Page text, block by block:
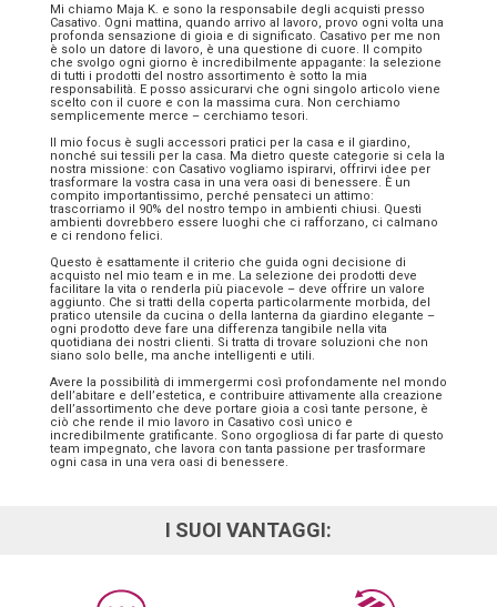
Mi chiamo Maja K. e sono la responsabile degli acquisti presso
Casativo. Ogni mattina, quando arrivo al lavoro, provo ogni volta una
profonda sensazione di gioia e di significato. Casativo per me non
è solo un datore di lavoro, è una questione di cuore. Il compito
che svolgo ogni giorno è incredibilmente appagante: la selezione
di tutti i prodotti del nostro assortimento è sotto la mia
responsabilità. E posso assicurarvi che ogni singolo articolo viene
scelto con il cuore e con la massima cura. Non cerchiamo
semplicemente merce – cerchiamo tesori.
Il mio focus è sugli accessori pratici per la casa e il giardino,
nonché sui tessili per la casa. Ma dietro queste categorie si cela la
nostra missione: con Casativo vogliamo ispirarvi, offrirvi idee per
trasformare la vostra casa in una vera oasi di benessere. È un
compito importantissimo, perché pensateci un attimo:
trascorriamo il 90% del nostro tempo in ambienti chiusi. Questi
ambienti dovrebbero essere luoghi che ci rafforzano, ci calmano
e ci rendono felici.
Questo è esattamente il criterio che guida ogni decisione di
acquisto nel mio team e in me. La selezione dei prodotti deve
facilitare la vita o renderla più piacevole – deve offrire un valore
aggiunto. Che si tratti della coperta particolarmente morbida, del
pratico utensile da cucina o della lanterna da giardino elegante –
ogni prodotto deve fare una differenza tangibile nella vita
quotidiana dei nostri clienti. Si tratta di trovare soluzioni che non
siano solo belle, ma anche intelligenti e utili.
Avere la possibilità di immergermi così profondamente nel mondo
dell’abitare e dell’estetica, e contribuire attivamente alla creazione
dell’assortimento che deve portare gioia a così tante persone, è
ciò che rende il mio lavoro in Casativo così unico e
incredibilmente gratificante. Sono orgogliosa di far parte di questo
team impegnato, che lavora con tanta passione per trasformare
ogni casa in una vera oasi di benessere.
I SUOI VANTAGGI: